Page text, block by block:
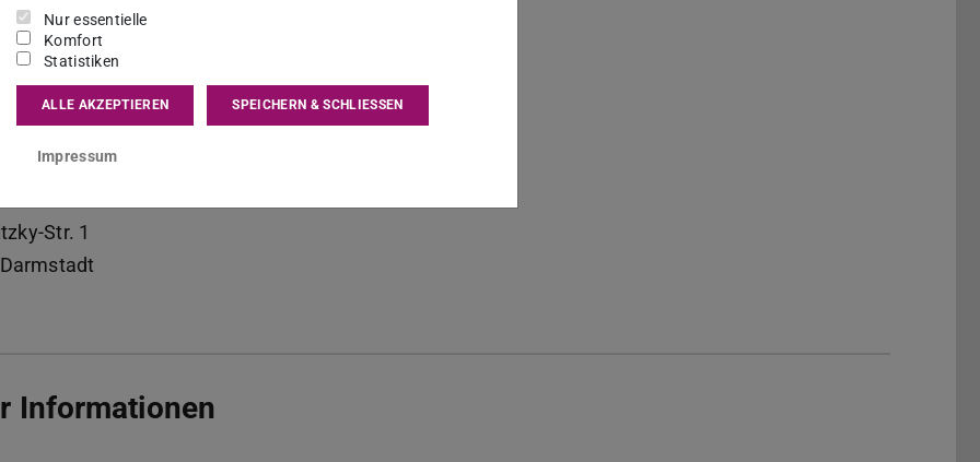
...
(0) 6151-16-22770
6151-16-22771
150
Str. 1
Darmstadt
Informationen
Nur essentielle
Komfort
Statistiken
ALLE AKZEPTIEREN SPEICHERN & SCHLIESSEN
Impressum